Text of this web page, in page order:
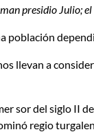
presidio Julio;
población
llevan a
sor del siglo II
regio